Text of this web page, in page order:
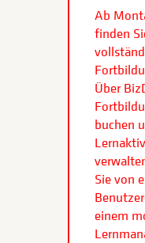
Ab
finden
Über
buchen
Sie von
einem